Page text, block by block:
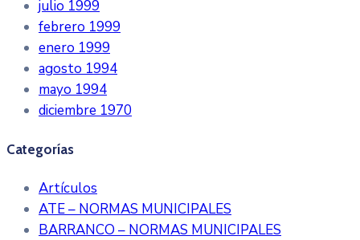
julio 1999
febrero 1999
enero 1999
agosto 1994
mayo 1994
diciembre 1970
Categorías
Artículos
ATE – NORMAS MUNICIPALES
BARRANCO – NORMAS MUNICIPALES